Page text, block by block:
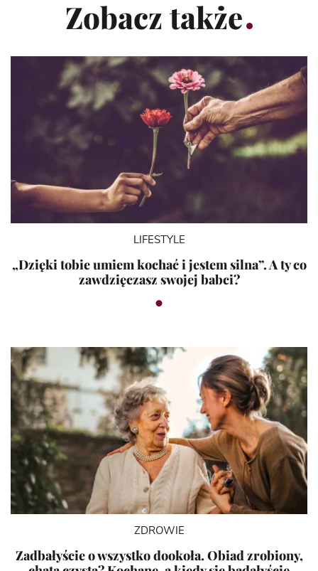
Zobacz także
LIFESTYLE
„Dzięki tobie umiem kochać i jestem silna”. A ty co
zawdzięczasz swojej babci?
ZDROWIE
Zadbałyście o wszystko dookoła. Obiad zrobiony,